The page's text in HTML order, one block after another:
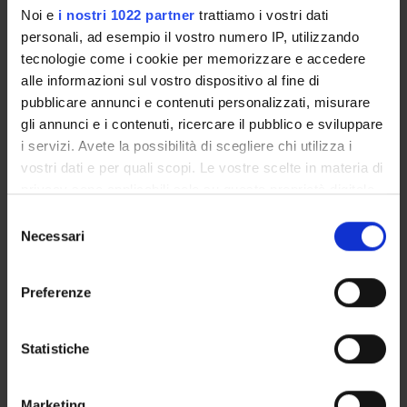
Noi e i nostri 1022 partner trattiamo i vostri dati
personali, ad esempio il vostro numero IP, utilizzando
tecnologie come i cookie per memorizzare e accedere
alle informazioni sul vostro dispositivo al fine di
pubblicare annunci e contenuti personalizzati, misurare
gli annunci e i contenuti, ricercare il pubblico e sviluppare
i servizi. Avete la possibilità di scegliere chi utilizza i
vostri dati e per quali scopi. Le vostre scelte in materia di
modificare o revocare il proprio consenso in qualsiasi
momento dalla Dichiarazione sui cookie o facendo clic
raccogliere informazioni sulla tua posizione
geografica, con un'approssimazione di qualche
delNecessari
Preferenze
Statistiche
UFFICI E STRUTTURE DI SERVIZIO
SERVIZI DI SEGRETERIA STUDENTI
STRUTTURE DEL DIPARTIMENTO
BIBLIOTECHE
SPIN OFF E AZIENDE
Persone
Calendario